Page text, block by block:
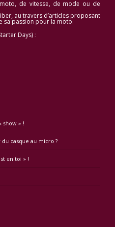
de vitesse, de mode ou de
au travers d’articles proposant
sa passion pour la moto.
Days) :
show » !
du casque au micro ?
en toi » !